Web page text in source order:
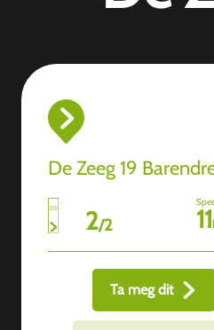
De Zeeg 19
2/2 11
Ta meg dit